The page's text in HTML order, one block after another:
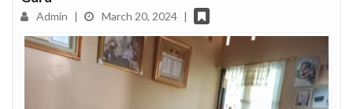
Admin | March 20, 2024 |